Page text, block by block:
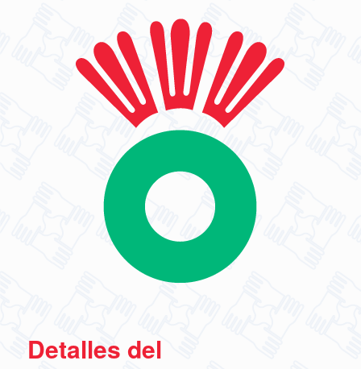
Detalles del